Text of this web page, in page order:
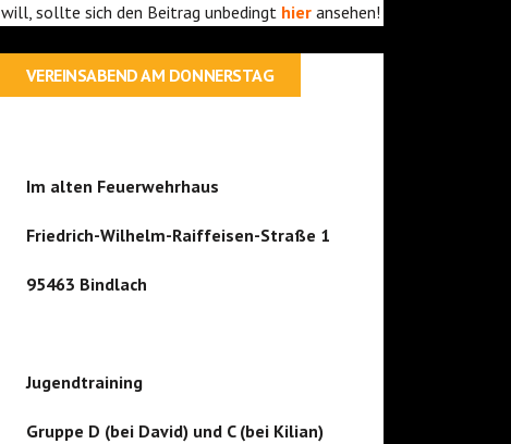
will, sollte sich den Beitrag unbedingt hier ansehen!
VEREINSABEND AM DONNERSTAG
Im alten Feuerwehrhaus
Friedrich-Wilhelm-Raiffeisen-Straße 1
95463 Bindlach
Jugendtraining
Gruppe D (bei David) und C (bei Kilian)